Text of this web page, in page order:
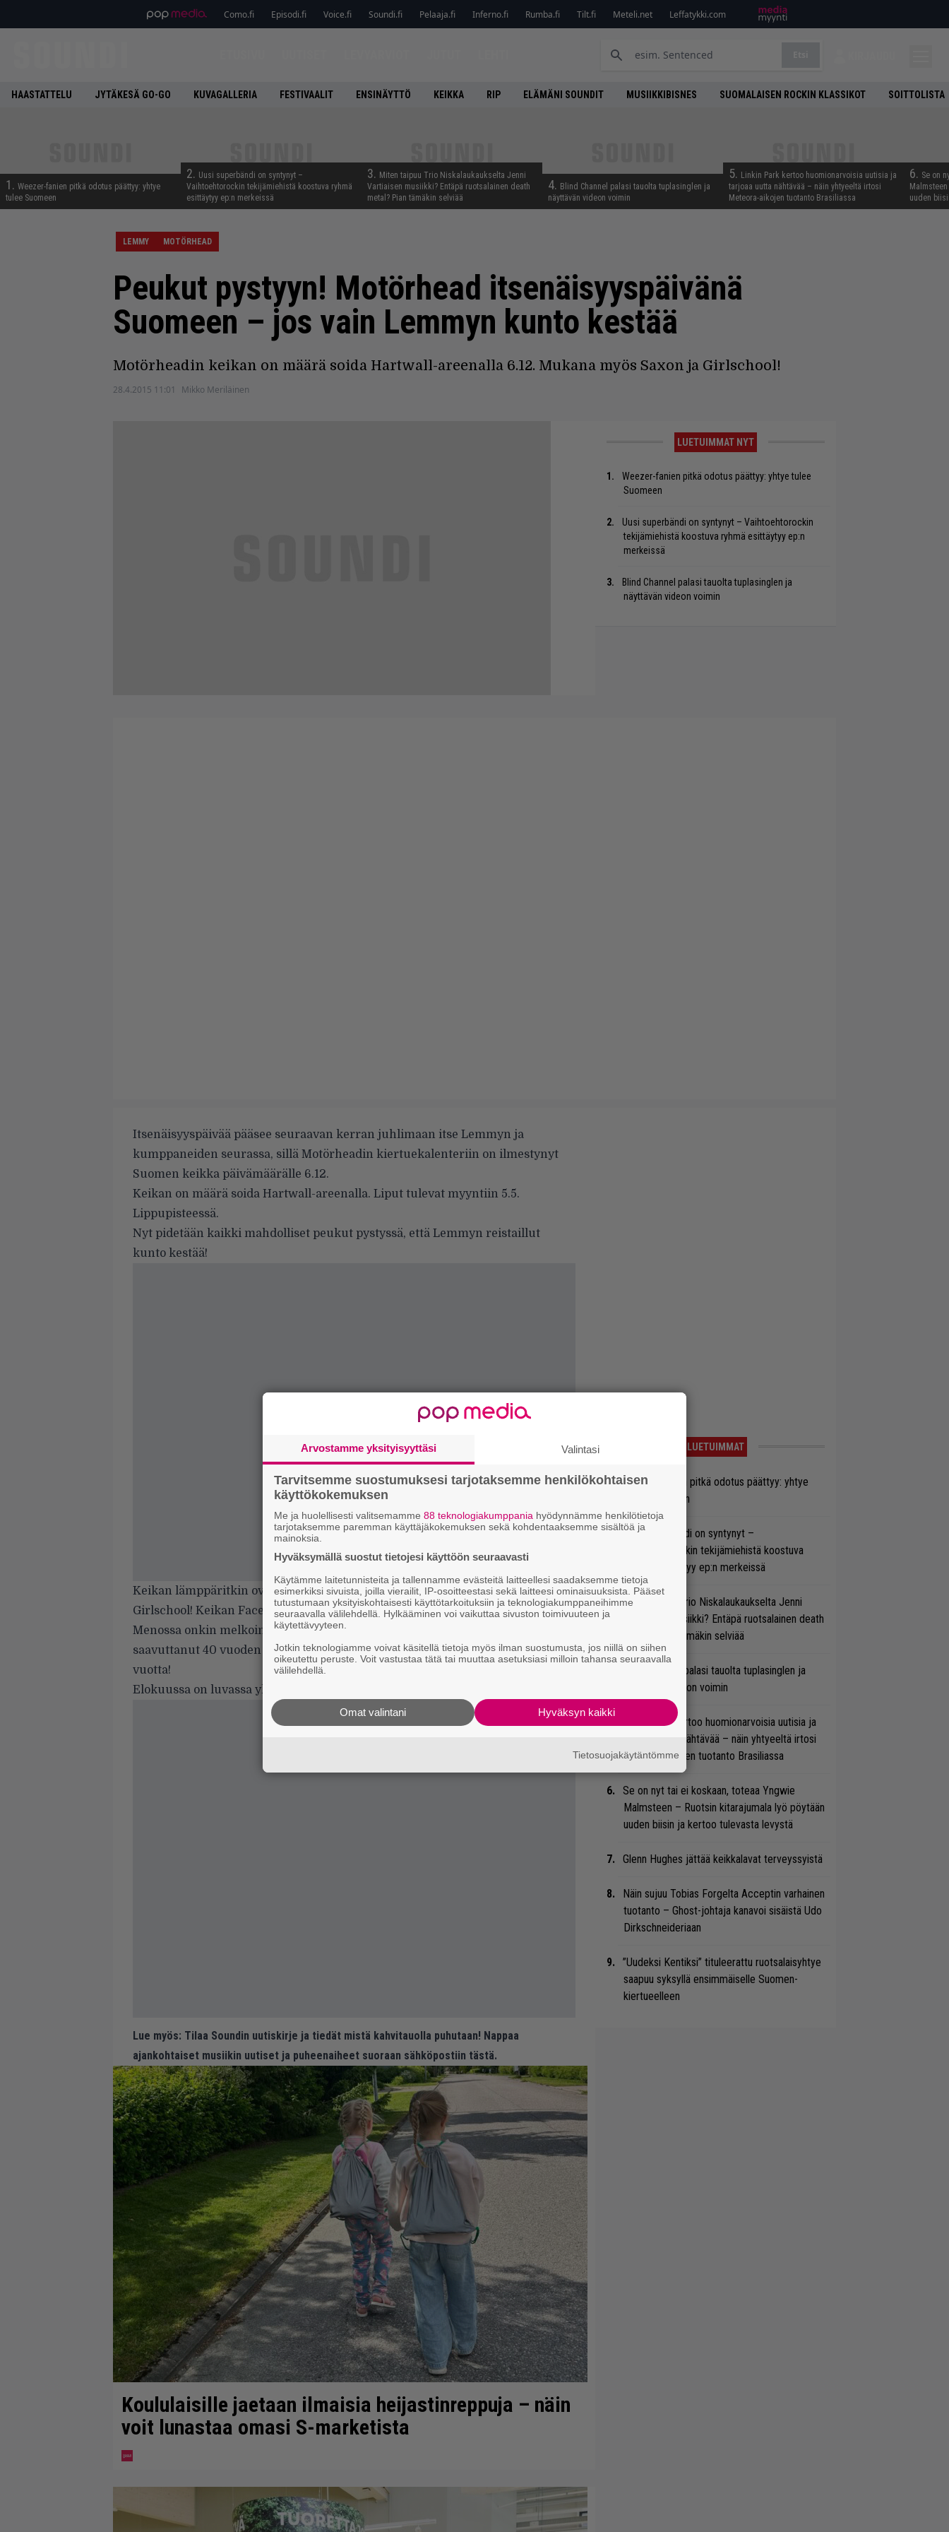
Como.fi Episodi.fi Voice.fi Soundi.fi Pelaaja.fi Inferno.fi Rumba.fi Tilt.fi Meteli.net Leffatykki.com
HAASTATTELU JYTÄKESÄ GO-GO KUVAGALLERIA FESTIVAALIT ENSINÄYTTÖ KEIKKA RIP ELÄMÄNI SOUNDIT MUSIIKKIBISNES SUOMALAISEN ROCKIN KLASSIKOT SOITTOLISTA
1. Weezer-fanien pitkä odotus päättyy: yhtye
tulee Suomeen
2. Uusi superbändi on syntynyt –
Vaihtoehtorockin tekijämiehistä koostuva ryhmä
esittäytyy ep:n merkeissä
3. Miten taipuu Trio Niskalaukaukselta Jenni
Vartiaisen musiikki? Entäpä ruotsalainen death
metal? Pian tämäkin selviää
4. Blind Channel palasi tauolta tuplasinglen ja
näyttävän videon voimin
5. Linkin Park kertoo huomionarvoisia uutisia ja
tarjoaa uutta nähtävää – näin yhtyeeltä irtosi
Meteora-aikojen tuotanto Brasiliassa
6. Se on
uuden
LEMMY MOTÖRHEAD
Peukut pystyyn! Motörhead itsenäisyyspäivänä
Suomeen – jos vain Lemmyn kunto kestää
Motörheadin keikan on määrä soida Hartwall-areenalla 6.12. Mukana myös Saxon ja Girlschool!
28.4.2015 11:01 Mikko Meriläinen
LUETUIMMAT NYT
Weezer-fanien pitkä odotus päättyy: yhtye tulee
Suomeen
Uusi superbändi on syntynyt – Vaihtoehtorockin
tekijämiehistä koostuva ryhmä esittäytyy ep:n
merkeissä
Blind Channel palasi tauolta tuplasinglen ja
näyttävän videon voimin
Itsenäisyyspäivää pääsee seuraavan kerran juhlimaan itse Lemmyn ja
kumppaneiden seurassa, sillä Motörheadin kiertuekalenteriin on ilmestynyt
Suomen keikka päivämäärälle 6.12.
Keikan on määrä soida Hartwall-areenalla. Liput tulevat myyntiin 5.5.
Lippupisteessä.
Nyt pidetään kaikki mahdolliset peukut pystyssä, että Lemmyn reistaillut
kunto kestää!
Keikan lämppäritkin ovat kovaa valuuttaa: brittikonkarit Saxon ja
Girlschool! Keikan Facebook-event löytyy täältä.
Menossa onkin melkoinen juhlavuosi, sillä Soundin tapaan myös Motörhead on
saavuttanut 40 vuoden iän. Ja Lemmyllä tulee jouluaattona mittariin jo 70
vuotta!
Elokuussa on luvassa yhtyeen 22. studioalbumi.
Lue myös: Tilaa Soundin uutiskirje ja tiedät mistä kahvitauolla puhutaan! Nappaa
ajankohtaiset musiikin uutiset ja puheenaiheet suoraan sähköpostiin tästä.
Koululaisille jaetaan ilmaisia heijastinreppuja – näin
voit lunastaa omasi S-marketista
LUETUIMMAT
Weezer-fanien pitkä odotus päättyy: yhtye
tulee Suomeen
Uusi superbändi on syntynyt –
Vaihtoehtorockin tekijämiehistä koostuva
ryhmä esittäytyy ep:n merkeissä
Miten taipuu Trio Niskalaukaukselta Jenni
Vartiaisen musiikki? Entäpä ruotsalainen death
metal? Pian tämäkin selviää
Blind Channel palasi tauolta tuplasinglen ja
näyttävän videon voimin
Linkin Park kertoo huomionarvoisia uutisia ja
tarjoaa uutta nähtävää – näin yhtyeeltä irtosi
Meteora-aikojen tuotanto Brasiliassa
Se on nyt tai ei koskaan, toteaa Yngwie
Malmsteen – Ruotsin kitarajumala lyö pöytään
uuden biisin ja kertoo tulevasta levystä
Glenn Hughes jättää keikkalavat terveyssyistä
Näin sujuu Tobias Forgelta Acceptin varhainen
tuotanto – Ghost-johtaja kanavoi sisäistä Udo
Dirkschneideriaan
”Uudeksi Kentiksi” tituleerattu ruotsalaisyhtye
saapuu syksyllä ensimmäiselle Suomen-
kiertueelleen
Arvostamme yksityisyyttäsi Valintasi
Tarvitsemme suostumuksesi tarjotaksemme henkilökohtaisen
käyttökokemuksen
Me ja huolellisesti valitsemamme 88 teknologiakumppania hyödynnämme henkilötietoja
tarjotaksemme paremman käyttäjäkokemuksen sekä kohdentaaksemme sisältöä ja
mainoksia.
Hyväksymällä suostut tietojesi käyttöön seuraavasti
Käytämme laitetunnisteita ja tallennamme evästeitä laitteellesi saadaksemme tietoja
esimerkiksi sivuista, joilla vierailit, IP-osoitteestasi sekä laitteesi ominaisuuksista. Pääset
tutustumaan yksityiskohtaisesti käyttötarkoituksiin ja teknologiakumppaneihimme
seuraavalla välilehdellä. Hylkääminen voi vaikuttaa sivuston toimivuuteen ja
käytettävyyteen.
Jotkin teknologiamme voivat käsitellä tietoja myös ilman suostumusta, jos niillä on siihen
oikeutettu peruste. Voit vastustaa tätä tai muuttaa asetuksiasi milloin tahansa seuraavalla
välilehdellä.
Hyväksyn kaikki
Omat valintani
Tietosuojakäytäntömme